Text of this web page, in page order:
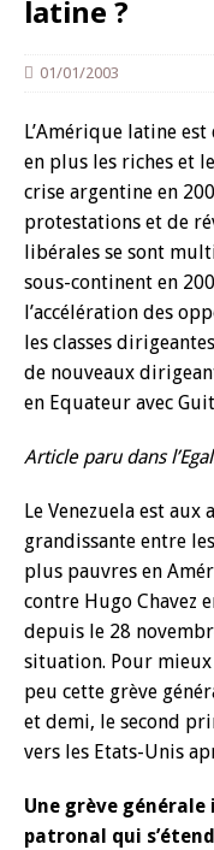
latine ?
01/01/2003
L’Amérique latine
en plus les riches et
crise argentine en
protestations et de
libérales se sont
sous-continent en
l’accélération des
les classes
de nouveaux
en Equateur avec
Article paru dans
Le Venezuela est
grandissante entre
plus pauvres en
contre Hugo Chavez
depuis le 28
situation. Pour
peu cette grève
et demi, le second
vers les Etats-Unis
Une grève
patronal qui